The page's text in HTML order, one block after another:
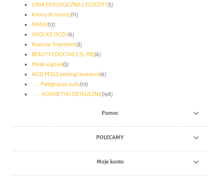
LINIA EKOLOGICZNA z ECOCERT(5)
Kremy do twarzy(11)
MASKI(12)
OKOLICE OCZU(6)
Rosacea Treatment(3)
BEAUTY COCKTAILS (S, MB)(6)
Maski algowe(3)
ACID PEELS peelingi kwasowe(6)
...:::Pielęgnacja ciała(10)
....:::KOSMETYKI DETALICZNE(198)
Pomoc
POLECAMY
Moje konto